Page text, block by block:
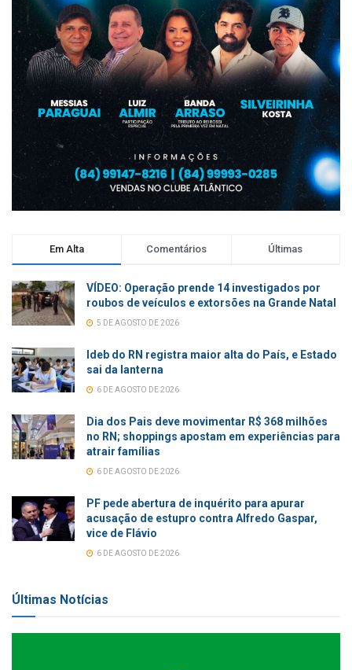
Em Alta Comentários Últimas
VÍDEO: Operação prende 14 investigados por
roubos de veículos e extorsões na Grande Natal
5 DE AGOSTO DE 2026
Ideb do RN registra maior alta do País, e Estado
sai da lanterna
6 DE AGOSTO DE 2026
Dia dos Pais deve movimentar R$ 368 milhões
no RN; shoppings apostam em experiências para
atrair famílias
6 DE AGOSTO DE 2026
PF pede abertura de inquérito para apurar
acusação de estupro contra Alfredo Gaspar,
vice de Flávio
6 DE AGOSTO DE 2026
Últimas Notícias